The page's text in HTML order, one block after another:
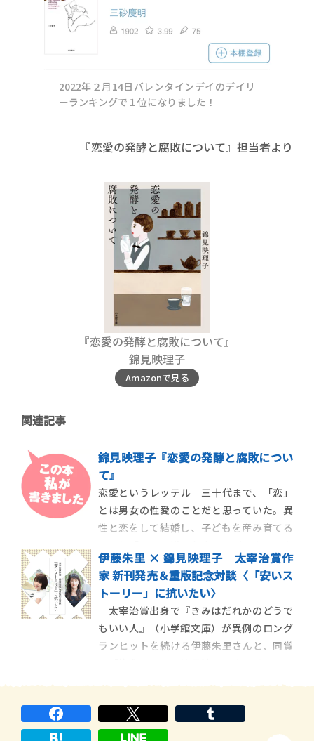
2022年２月14日バレンタインデイのデイリ
ーランキングで１位になりました！
──『恋愛の発酵と腐敗について』担当者より
『恋愛の発酵と腐敗について』
錦見映理子
Amazonで見る
関連記事
錦見映理子『恋愛の発酵と腐敗につい
て』
恋愛というレッテル 三十代まで、「恋」
とは男女の性愛のことだと思っていた。異
性と恋をして結婚し、子どもを産み育てる
れないと思い込んでいた。みんなが迷わず
にまっすぐその道を進んでいるように見え
て、ひとり取り残されたように苦しかった
三十代を終え、四十代半ばで小説を書くよ
うになってから、「いつか恋愛小説を書い
てみたいな」とちょうど一回り若い友達に
伊藤朱里 × 錦見映理子 太宰治賞作
家 新刊発売＆重版記念対談〈「安いス
トーリー」に抗いたい〉
太宰治賞出身で『きみはだれかのどうで
もいい人』（小学館文庫）が異例のロング
ランヒットを続ける伊藤朱里さんと、同賞
社）は四姉妹ものの家族小説、錦見さんの
『恋愛の発酵と腐敗について』（小学館）